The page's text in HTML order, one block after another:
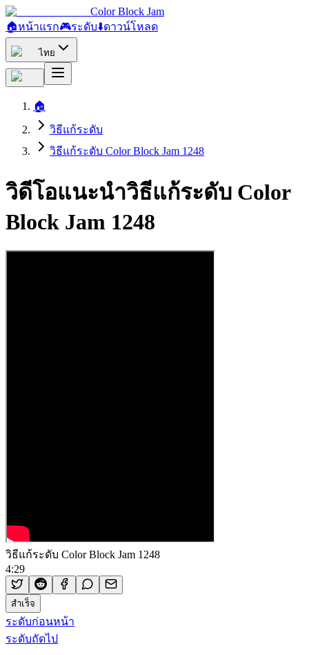
Color Block Jam
🏠หน้าแรก🎮ระดับ⬇️ดาวน์โหลด
ไทย
🏠
วิธีแก้ระดับ
วิธีแก้ระดับ Color Block Jam 1248
วิดีโอแนะนำวิธีแก้ระดับ Color
Block Jam 1248
วิธีแก้ระดับ Color Block Jam 1248
4:29
สำเร็จ
ระดับก่อนหน้า
ระดับถัดไป